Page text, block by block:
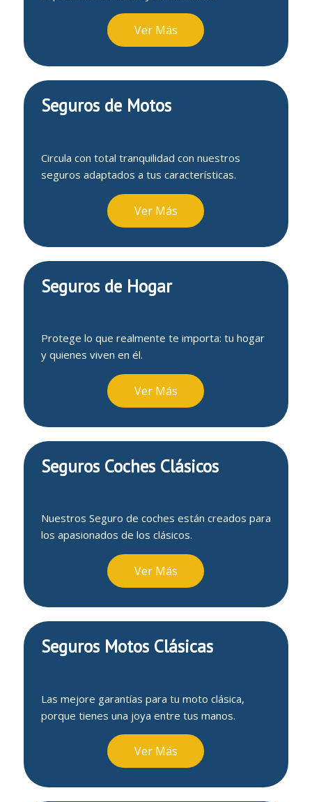
Ver Más
Seguros de Motos
Circula con total tranquilidad con nuestros
seguros adaptados a tus características.
Ver Más
Seguros de Hogar
Protege lo que realmente te importa: tu hogar
y quienes viven en él.
Ver Más
Seguros Coches Clásicos
Nuestros Seguro de coches están creados para
los apasionados de los clásicos.
Ver Más
Seguros Motos Clásicas
Las mejore garantías para tu moto clásica,
porque tienes una joya entre tus manos.
Ver Más